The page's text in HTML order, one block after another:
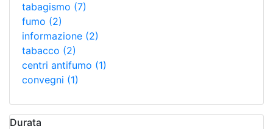
tabagismo (7)
fumo (2)
informazione (2)
tabacco (2)
centri antifumo (1)
convegni (1)
Durata